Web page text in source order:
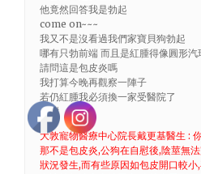
他竟然回答我是勃起
come on~~~
我又不是沒看過我們家寶貝狗勃起
哪有只勃前端 而且是紅腫得像圓形汽
請問這是包皮炎嗎
我打算今晚再觀察一陣子
若仍紅腫我必須換一家受醫院了
謝謝
大敦寵物醫療中心院長戴更基醫生 :
那不是包皮炎,公狗在自慰後,陰莖無
狀況發生,而有些原因如包皮開口較